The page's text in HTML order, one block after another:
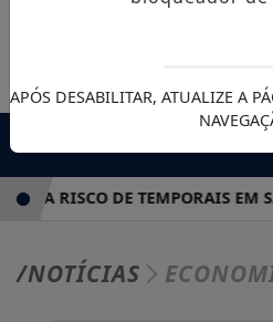
RISCO DE TEMPORAIS EM
/NOTÍCIAS
APÓS DESABILITAR, ATUALIZE A